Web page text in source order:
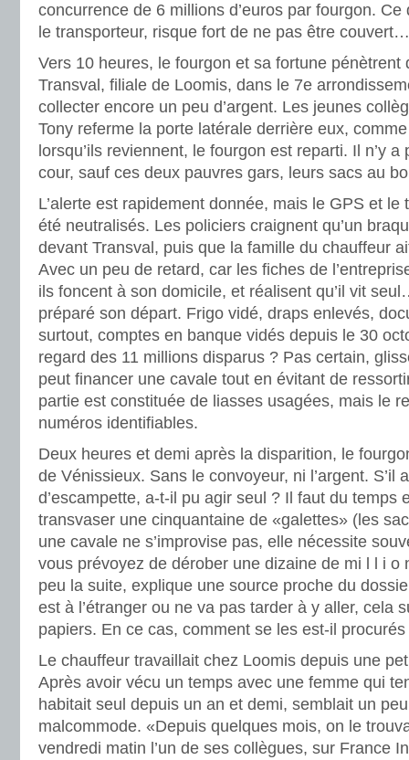
concurrence de 6 millions d’euros par fourgon.
le transporteur, risque fort de ne pas être couvert…
Vers 10 heures, le fourgon et sa fortune pénètrent
Transval, filiale de Loomis, dans le 7e
collecter encore un peu d’argent. Les jeunes
Tony referme la porte latérale derrière eux,
lorsqu’ils reviennent, le fourgon est reparti. Il n’y
cour, sauf ces deux pauvres gars, leurs sacs au
L’alerte est rapidement donnée, mais le GPS et le
été neutralisés. Les policiers craignent qu’un
devant Transval, puis que la famille du chauffeur
Avec un peu de retard, car les fiches de
ils foncent à son domicile, et réalisent qu’il vit
préparé son départ. Frigo vidé, draps enlevés,
surtout, comptes en banque vidés depuis le 30
regard des 11 millions disparus ? Pas certain,
peut financer une cavale tout en évitant de
partie est constituée de liasses usagées, mais le
numéros identifiables.
Deux heures et demi après la disparition, le
de Vénissieux. Sans le convoyeur, ni l’argent. S’il
d’escampette, a-t-il pu agir seul ? Il faut du temps
transvaser une cinquantaine de «galettes» (les
une cavale ne s’improvise pas, elle nécessite
vous prévoyez de dérober une dizaine de mi l l i o
peu la suite, explique une source proche du
est à l’étranger ou ne va pas tarder à y aller, cela
papiers. En ce cas, comment se les est-il procurés
Le chauffeur travaillait chez Loomis depuis une
Après avoir vécu un temps avec une femme qui
habitait seul depuis un an et demi, semblait un
malcommode. «Depuis quelques mois, on le
vendredi matin l’un de ses collègues, sur France